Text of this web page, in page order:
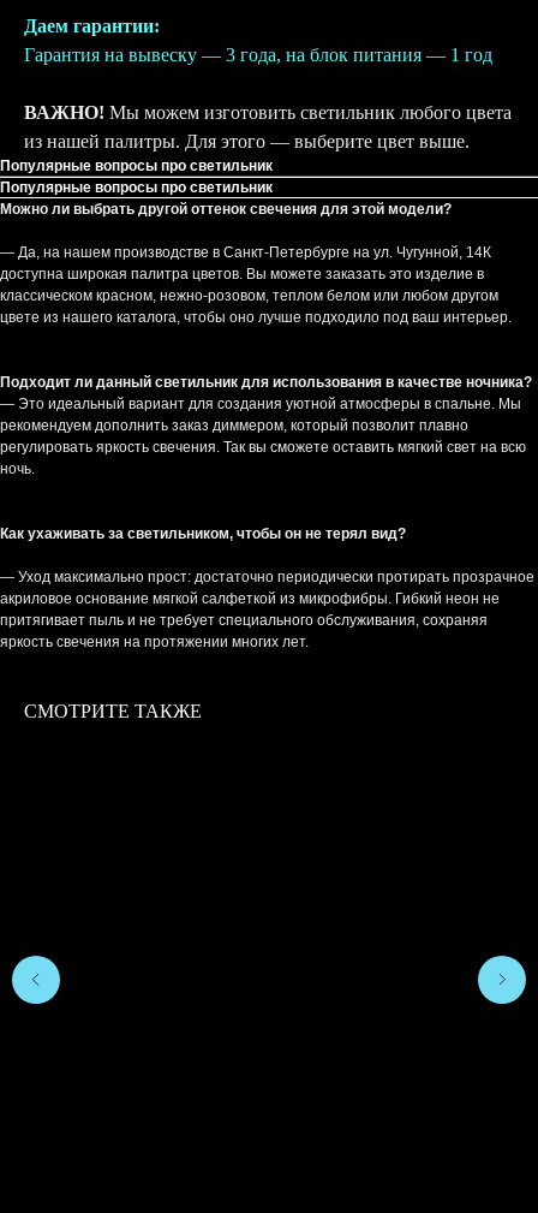
Даем гарантии:
Гарантия на вывеску — 3 года, на блок питания — 1 год
ВАЖНО! Мы можем изготовить светильник любого цвета
из нашей палитры. Для этого — выберите цвет выше.
Популярные вопросы про светильник
Популярные вопросы про светильник
Можно ли выбрать другой оттенок свечения для этой модели?
— Да, на нашем производстве в Санкт-Петербурге на ул. Чугунной, 14К
доступна широкая палитра цветов. Вы можете заказать это изделие в
классическом красном, нежно-розовом, теплом белом или любом другом
цвете из нашего каталога, чтобы оно лучше подходило под ваш интерьер.
Подходит ли данный светильник для использования в качестве ночника?
— Это идеальный вариант для создания уютной атмосферы в спальне. Мы
рекомендуем дополнить заказ диммером, который позволит плавно
регулировать яркость свечения. Так вы сможете оставить мягкий свет на всю
ночь.
Как ухаживать за светильником, чтобы он не терял вид?
— Уход максимально прост: достаточно периодически протирать прозрачное
акриловое основание мягкой салфеткой из микрофибры. Гибкий неон не
притягивает пыль и не требует специального обслуживания, сохраняя
яркость свечения на протяжении многих лет.
СМОТРИТЕ ТАКЖЕ